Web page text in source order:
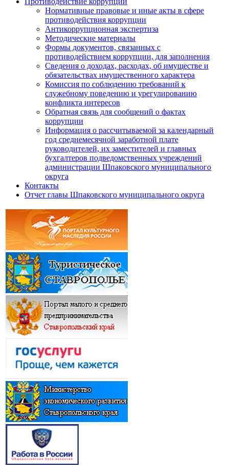
Нормативные правовые и иные акты в сфере
противодействия коррупции
Антикоррупционная экспертиза
Методические материалы
Формы документов, связанных с
противодействием коррупции, для заполнения
Сведения о доходах, расходах, об имуществе и
обязательствах имущественного характера
Комиссия по соблюдению требований к
служебному поведению и урегулированию
конфликта интересов
Обратная связь для сообщений о фактах
коррупции
Информация о рассчитываемой за календарный
год среднемесячной заработной плате
руководителей, их заместителей и главных
бухгалтеров подведомственных учреждений
администрации Шпаковского муниципального
округа
Контакты
Отчет главы Шпаковского муниципального округа